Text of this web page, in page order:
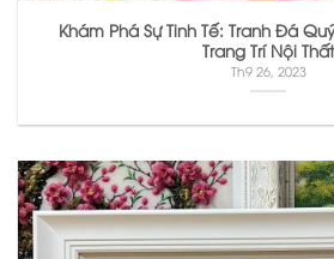
Khám Phá Sự Tinh Tế: Tranh Đá
Trang Trí Nội Thất
Th9 26, 2023